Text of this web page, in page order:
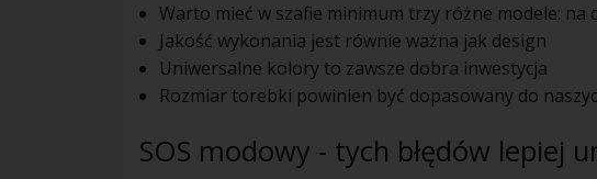
Warto mieć w szafie minimum trzy różne modele: na
Jakość wykonania jest równie ważna jak design
Uniwersalne kolory to zawsze dobra inwestycja
Rozmiar torebki powinien być dopasowany do
SOS modowy - tych błędów lepiej